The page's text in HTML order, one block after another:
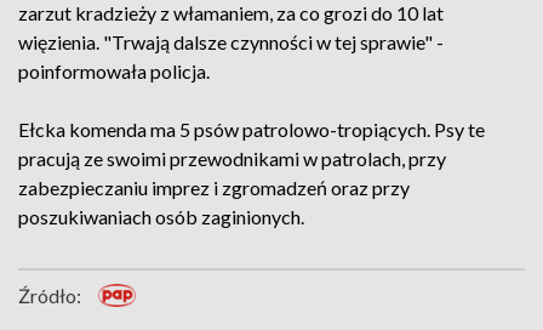
zarzut kradzieży z włamaniem, za co grozi do 10 lat
więzienia. "Trwają dalsze czynności w tej sprawie" -
poinformowała policja.
Ełcka komenda ma 5 psów patrolowo-tropiących. Psy te
pracują ze swoimi przewodnikami w patrolach, przy
zabezpieczaniu imprez i zgromadzeń oraz przy
poszukiwaniach osób zaginionych.
Źródło: